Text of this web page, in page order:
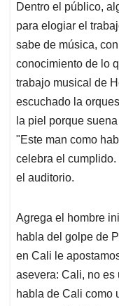
Dentro el público,
para elogiar el
sabe de música,
conocimiento de lo
trabajo musical de
escuchado la
la piel porque
"Este man como
celebra el cumplido.
el auditorio.
Agrega el hombre
habla del golpe de
en Cali le
asevera: Cali, no
habla de Cali como